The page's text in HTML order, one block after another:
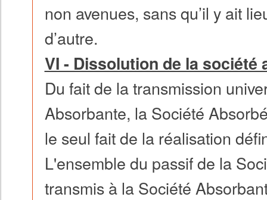
non avenues, sans qu’il y ait
d’autre.
VI - Dissolution de la société
Du fait de la transmission
Absorbante, la Société
le seul fait de la réalisation
L'ensemble du passif de la
transmis à la Société